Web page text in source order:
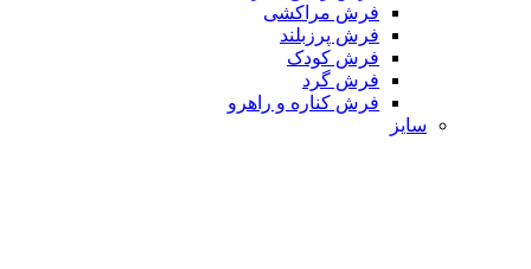
فرش مراکشی
فرش پرزبلند
فرش کودک
فرش گرد
فرش کناره و راهرو
سایز